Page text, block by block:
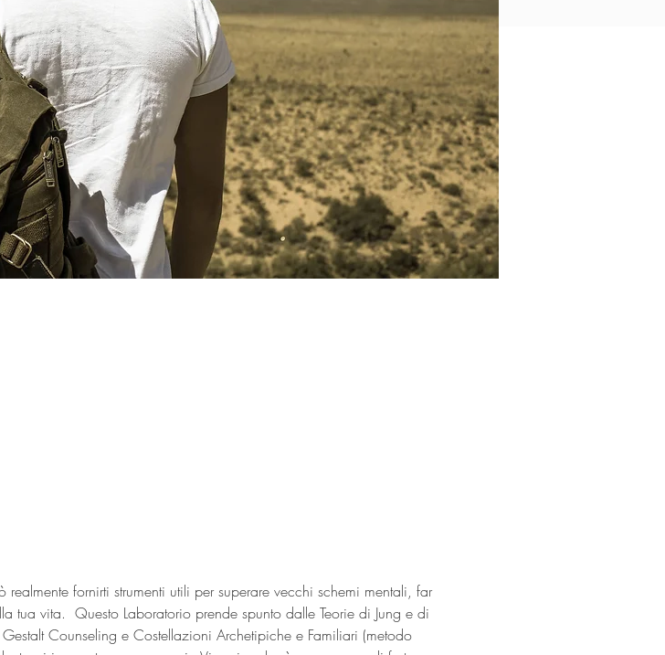
fornirti strumenti utili per superare vecchi schemi mentali, far
tua vita.  Questo Laboratorio prende spunto dalle Teorie di Jung e di
Counseling e Costellazioni Archetipiche e Familiari (metodo